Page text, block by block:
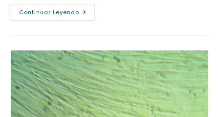
Continuar Leyendo